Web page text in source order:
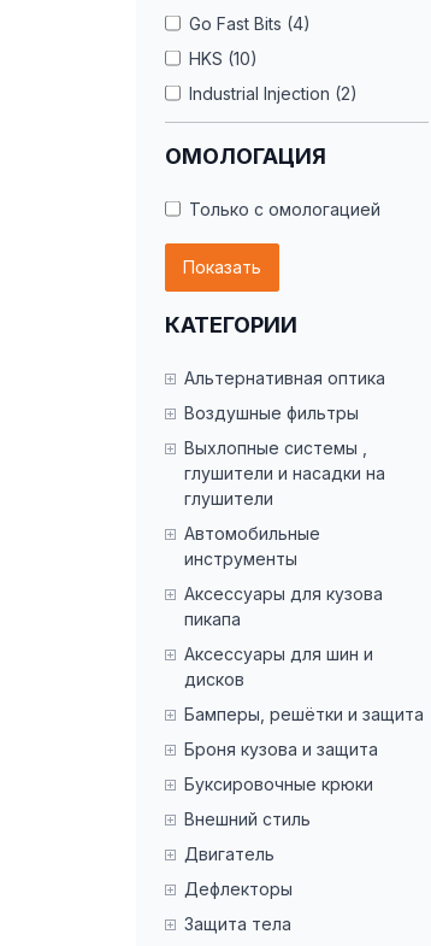
Go Fast Bits (4)
HKS (10)
Industrial Injection (2)
TiALSport (37)
Turbosmart (10)
ОМОЛОГАЦИЯ
Только с омологацией
Показать
КАТЕГОРИИ
Альтернативная оптика
Воздушные фильтры
Выхлопные системы ,
глушители и насадки на
глушители
Автомобильные
инструменты
Аксессуары для кузова
пикапа
Аксессуары для шин и
дисков
Бамперы, решётки и защита
Броня кузова и защита
Буксировочные крюки
Внешний стиль
Двигатель
Дефлекторы
Защита тела